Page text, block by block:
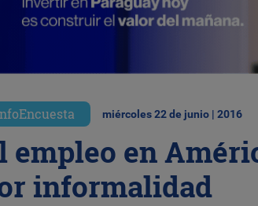
miércoles 22 de junio | 2016
empleo en
informalidad